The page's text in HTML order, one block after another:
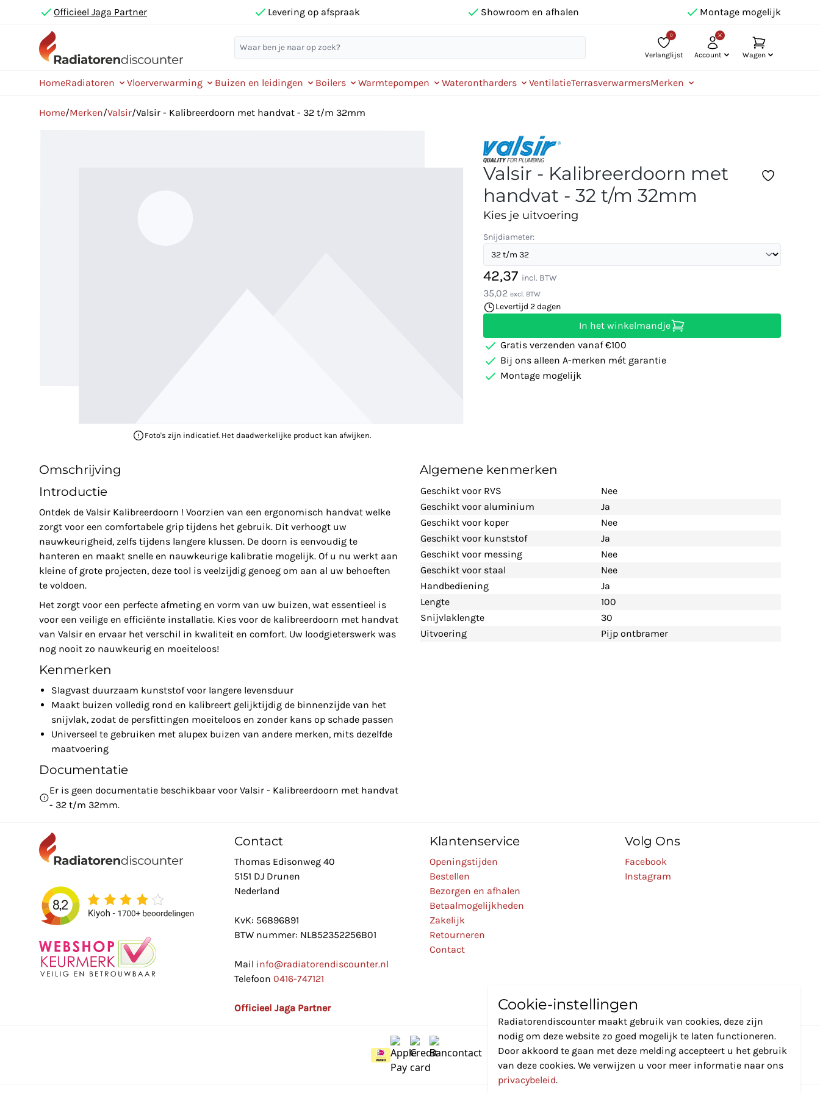
Officieel Jaga Partner Levering op afspraak Showroom en afhalen Montage mogelijk
0
Verlanglijst Account Wagen
HomeRadiatoren Vloerverwarming Buizen en leidingen Boilers Warmtepompen Waterontharders VentilatieTerrasverwarmersMerken
Home/Merken/Valsir/Valsir - Kalibreerdoorn met handvat - 32 t/m 32mm
Foto's zijn indicatief. Het daadwerkelijke product kan afwijken.
Valsir - Kalibreerdoorn met
handvat - 32 t/m 32mm
Kies je uitvoering
Snijdiameter:
42,37 incl. BTW
35,02 excl. BTW
Levertijd 2 dagen
In het winkelmandje
Gratis verzenden vanaf €100
Bij ons alleen A-merken mét garantie
Montage mogelijk
Omschrijving
Introductie
Ontdek de Valsir Kalibreerdoorn ! Voorzien van een ergonomisch handvat welke
zorgt voor een comfortabele grip tijdens het gebruik. Dit verhoogt uw
nauwkeurigheid, zelfs tijdens langere klussen. De doorn is eenvoudig te
hanteren en maakt snelle en nauwkeurige kalibratie mogelijk. Of u nu werkt aan
kleine of grote projecten, deze tool is veelzijdig genoeg om aan al uw behoeften
te voldoen.
Het zorgt voor een perfecte afmeting en vorm van uw buizen, wat essentieel is
voor een veilige en efficiënte installatie. Kies voor de kalibreerdoorn met handvat
van Valsir en ervaar het verschil in kwaliteit en comfort. Uw loodgieterswerk was
nog nooit zo nauwkeurig en moeiteloos!
Kenmerken
Slagvast duurzaam kunststof voor langere levensduur
Maakt buizen volledig rond en kalibreert gelijktijdig de binnenzijde van het
snijvlak, zodat de persfittingen moeiteloos en zonder kans op schade passen
Universeel te gebruiken met alupex buizen van andere merken, mits dezelfde
maatvoering
Documentatie
Er is geen documentatie beschikbaar voor Valsir - Kalibreerdoorn met handvat
- 32 t/m 32mm.
Algemene kenmerken
Geschikt voor RVS
Nee
Geschikt voor aluminium
Ja
Geschikt voor koper
Nee
Geschikt voor kunststof
Ja
Geschikt voor messing
Nee
Geschikt voor staal
Nee
Handbediening
Ja
Lengte
100
Snijvlaklengte
30
Uitvoering
Pijp ontbramer
Contact
Thomas Edisonweg 40
5151 DJ Drunen
Nederland
KvK: 56896891
BTW nummer: NL852352256B01
Mail info@radiatorendiscounter.nl
Telefoon 0416-747121
Officieel Jaga Partner
Klantenservice
Openingstijden
Bestellen
Bezorgen en afhalen
Betaalmogelijkheden
Zakelijk
Retourneren
Contact
Volg Ons
Facebook
Instagram
Cookie-instellingen
Radiatorendiscounter maakt gebruik van cookies, deze zijn
nodig om deze website zo goed mogelijk te laten functioneren.
Door akkoord te gaan met deze melding accepteert u het gebruik
van deze cookies. We verwijzen u voor meer informatie naar ons
privacybeleid.